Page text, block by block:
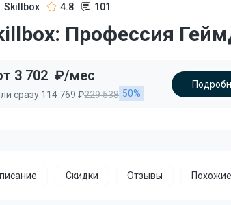
Skillbox 4.8 101
Профессия
3 702 ₽/мес
сразу 114 769 ₽229 538 50%
Скидки Отзывы